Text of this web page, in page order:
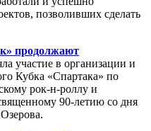
позволивших сделать
продолжают
участие в организации и
Кубка «Спартака» по
рок-н-роллу и
90-летию со дня